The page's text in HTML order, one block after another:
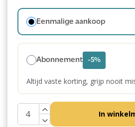
Eenmalige aankoop
Abonnement -5%
Altijd vaste korting, grijp nooit
In